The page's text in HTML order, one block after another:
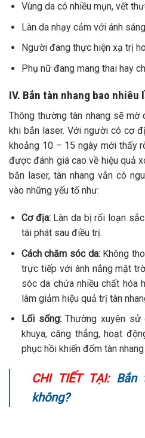
Vùng da có nhiều mụn, vết
Làn da nhạy cảm với ánh
Người đang thực hiện xạ trị
Phụ nữ đang mang thai hay
IV. Bắn tàn nhang bao nhiêu
Thông thường tàn nhang sẽ
khi bắn laser. Với người có cơ
khoảng 10 – 15 ngày mới thấy
được đánh giá cao về hiệu quả
bắn laser, tàn nhang vẫn có
vào những yếu tố như:
Cơ địa:Làn da bị rối loạn
tái phát sau điều trị.
Cách chăm sóc da:Không
trực tiếp với ánh nắng mặt
sóc da chứa nhiều chất hóa
làm giảm hiệu quả trị tàn
Lối sống:Thường xuyên
khuya, căng thẳng, hoạt
phục hồi khiến đốm tàn
CHI TIẾT TẠI: Bắn
không?